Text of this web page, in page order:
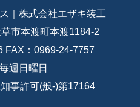
｜株式会社エザキ装工
市本渡町本渡1184-2
FAX：0969-24-7757
週日曜日
事許可(般-)第17164